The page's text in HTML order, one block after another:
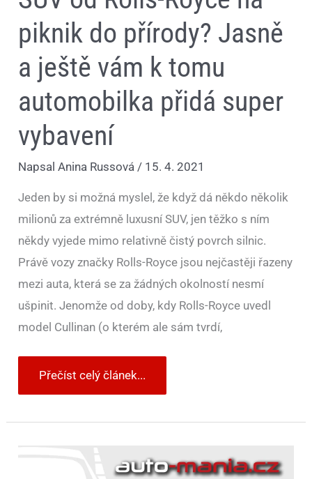
piknik do přírody? Jasně
a ještě vám k tomu
automobilka přidá super
vybavení
NapsalAnina Russová/ 15. 4. 2021
Jeden by si možná myslel, že když dá někdo několik
milionů za extrémně luxusní SUV, jen těžko s ním
někdy vyjede mimo relativně čistý povrch silnic.
Právě vozy značky Rolls-Royce jsou nejčastěji řazeny
mezi auta, která se za žádných okolností nesmí
ušpinit. Jenomže od doby, kdy Rolls-Royce uvedl
model Cullinan (o kterém ale sám tvrdí,
super
Přečíst celý článek...